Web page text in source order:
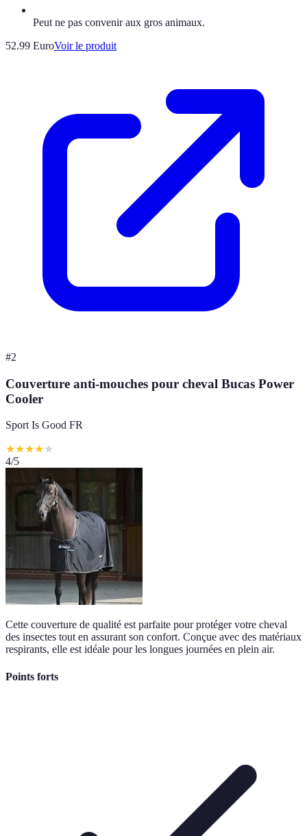
Peut ne pas convenir aux gros animaux.
52.99 EuroVoir le produit
#2
Couverture anti-mouches pour cheval Bucas Power
Cooler
Sport Is Good FR
★★★★★
4/5
Cette couverture de qualité est parfaite pour protéger votre cheval
des insectes tout en assurant son confort. Conçue avec des matériaux
respirants, elle est idéale pour les longues journées en plein air.
Points forts